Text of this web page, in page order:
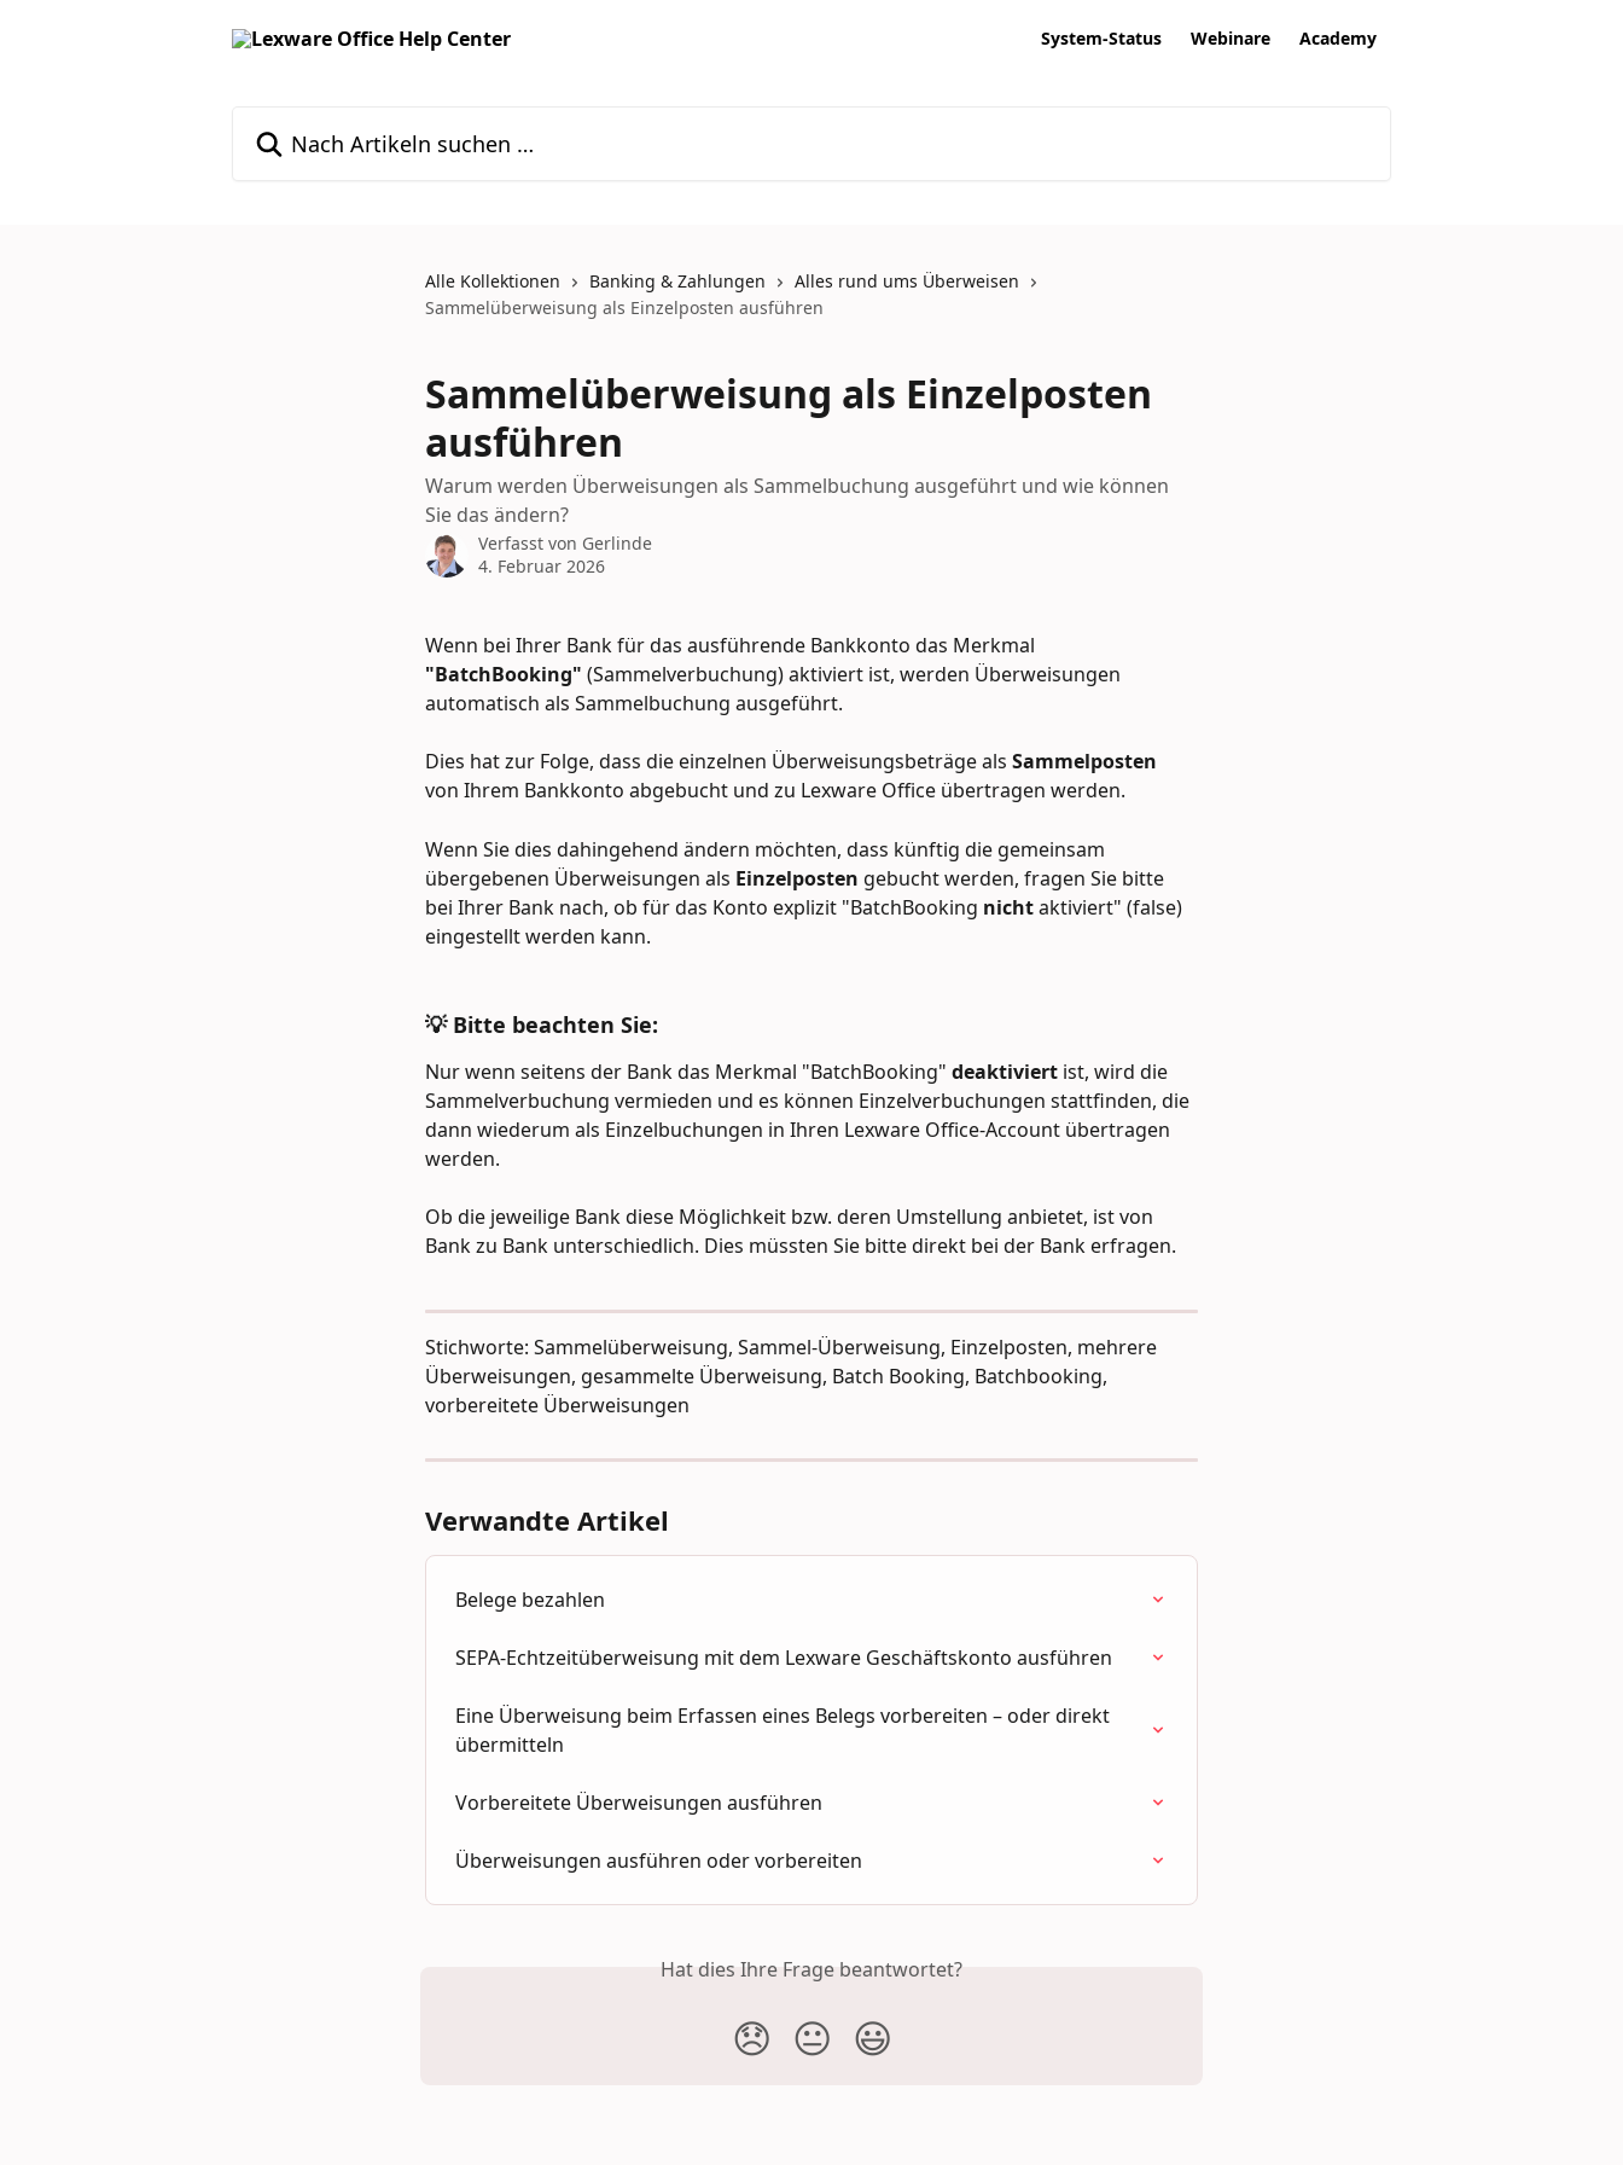
System-Status Webinare Academy
Alle Kollektionen Banking & Zahlungen
Alles rund ums Überweisen
Sammelüberweisung als Einzelposten ausführen
Sammelüberweisung als Einzelposten
ausführen
Warum werden Überweisungen als Sammelbuchung ausgeführt und wie können
Sie das ändern?
Verfasst von Gerlinde
4. Februar 2026
Wenn bei Ihrer Bank für das ausführende Bankkonto das Merkmal
"BatchBooking" (Sammelverbuchung) aktiviert ist, werden Überweisungen
automatisch als Sammelbuchung ausgeführt.
Dies hat zur Folge, dass die einzelnen Überweisungsbeträge als Sammelposten
von Ihrem Bankkonto abgebucht und zu Lexware Office übertragen werden.
Wenn Sie dies dahingehend ändern möchten, dass künftig die gemeinsam
übergebenen Überweisungen als Einzelposten gebucht werden, fragen Sie bitte
bei Ihrer Bank nach, ob für das Konto explizit "BatchBooking nicht aktiviert" (false)
eingestellt werden kann.
💡 Bitte beachten Sie:
Nur wenn seitens der Bank das Merkmal "BatchBooking" deaktiviert ist, wird die
Sammelverbuchung vermieden und es können Einzelverbuchungen stattfinden, die
dann wiederum als Einzelbuchungen in Ihren Lexware Office-Account übertragen
werden.
Ob die jeweilige Bank diese Möglichkeit bzw. deren Umstellung anbietet, ist von
Bank zu Bank unterschiedlich. Dies müssten Sie bitte direkt bei der Bank erfragen.
Stichworte: Sammelüberweisung, Sammel-Überweisung, Einzelposten, mehrere
Überweisungen, gesammelte Überweisung, Batch Booking, Batchbooking,
vorbereitete Überweisungen
Verwandte Artikel
Belege bezahlen
SEPA-Echtzeitüberweisung mit dem Lexware Geschäftskonto ausführen
Eine Überweisung beim Erfassen eines Belegs vorbereiten – oder direkt
übermitteln
Vorbereitete Überweisungen ausführen
Überweisungen ausführen oder vorbereiten
Hat dies Ihre Frage beantwortet?
😞 😐 😃